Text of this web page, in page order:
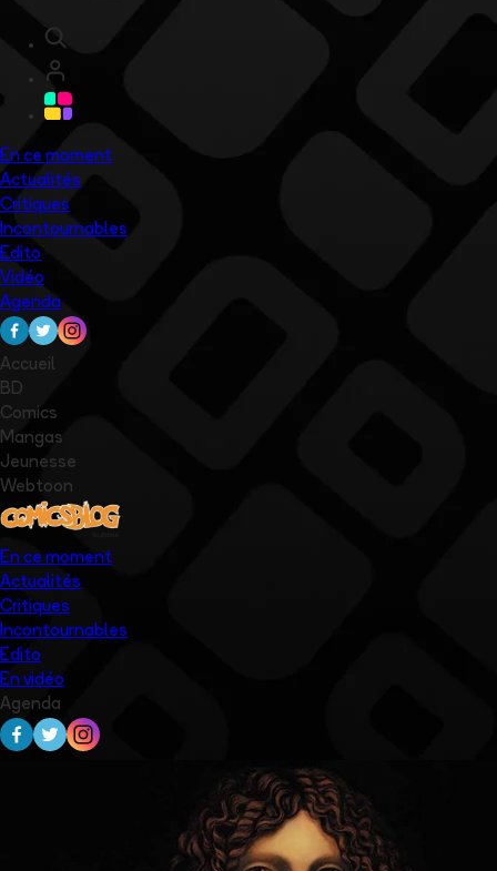
En ce moment
Actualités
Critiques
Incontournables
Edito
Vidéo
Agenda
Accueil
BD
Comics
Mangas
Jeunesse
Webtoon
En ce moment
Actualités
Critiques
Incontournables
Edito
En vidéo
Agenda